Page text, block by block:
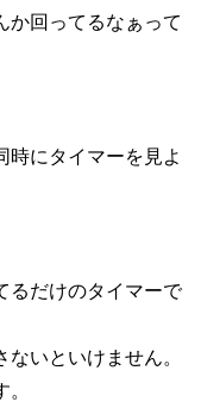
か回ってるなぁって
時にタイマーを見よ
るだけのタイマーで
いといけません。